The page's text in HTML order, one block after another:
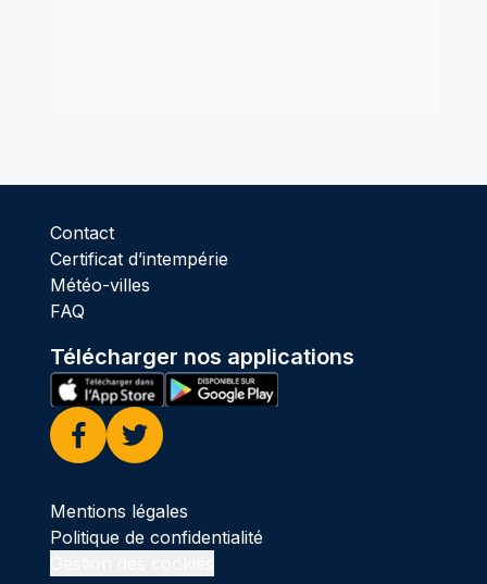
Contact
Certificat d’intempérie
Météo-villes
FAQ
Télécharger nos applications
Facebook
Twitter
Mentions légales
Politique de confidentialité